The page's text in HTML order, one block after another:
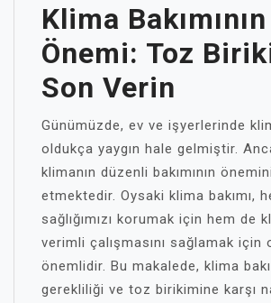
Klima Bakımının
Önemi: Toz
Son Verin
Günümüzde, ev ve işyerlerinde
oldukça yaygın hale gelmiştir.
klimanın düzenli bakımının
etmektedir. Oysaki klima bakımı,
sağlığımızı korumak için hem de
verimli çalışmasını sağlamak için
önemlidir. Bu makalede, klima
gerekliliği ve toz birikimine karşı